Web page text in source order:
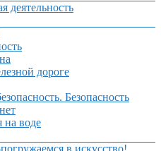
деятельность
дороге
Безопасность
на воде